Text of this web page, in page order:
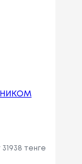
31938 тенге